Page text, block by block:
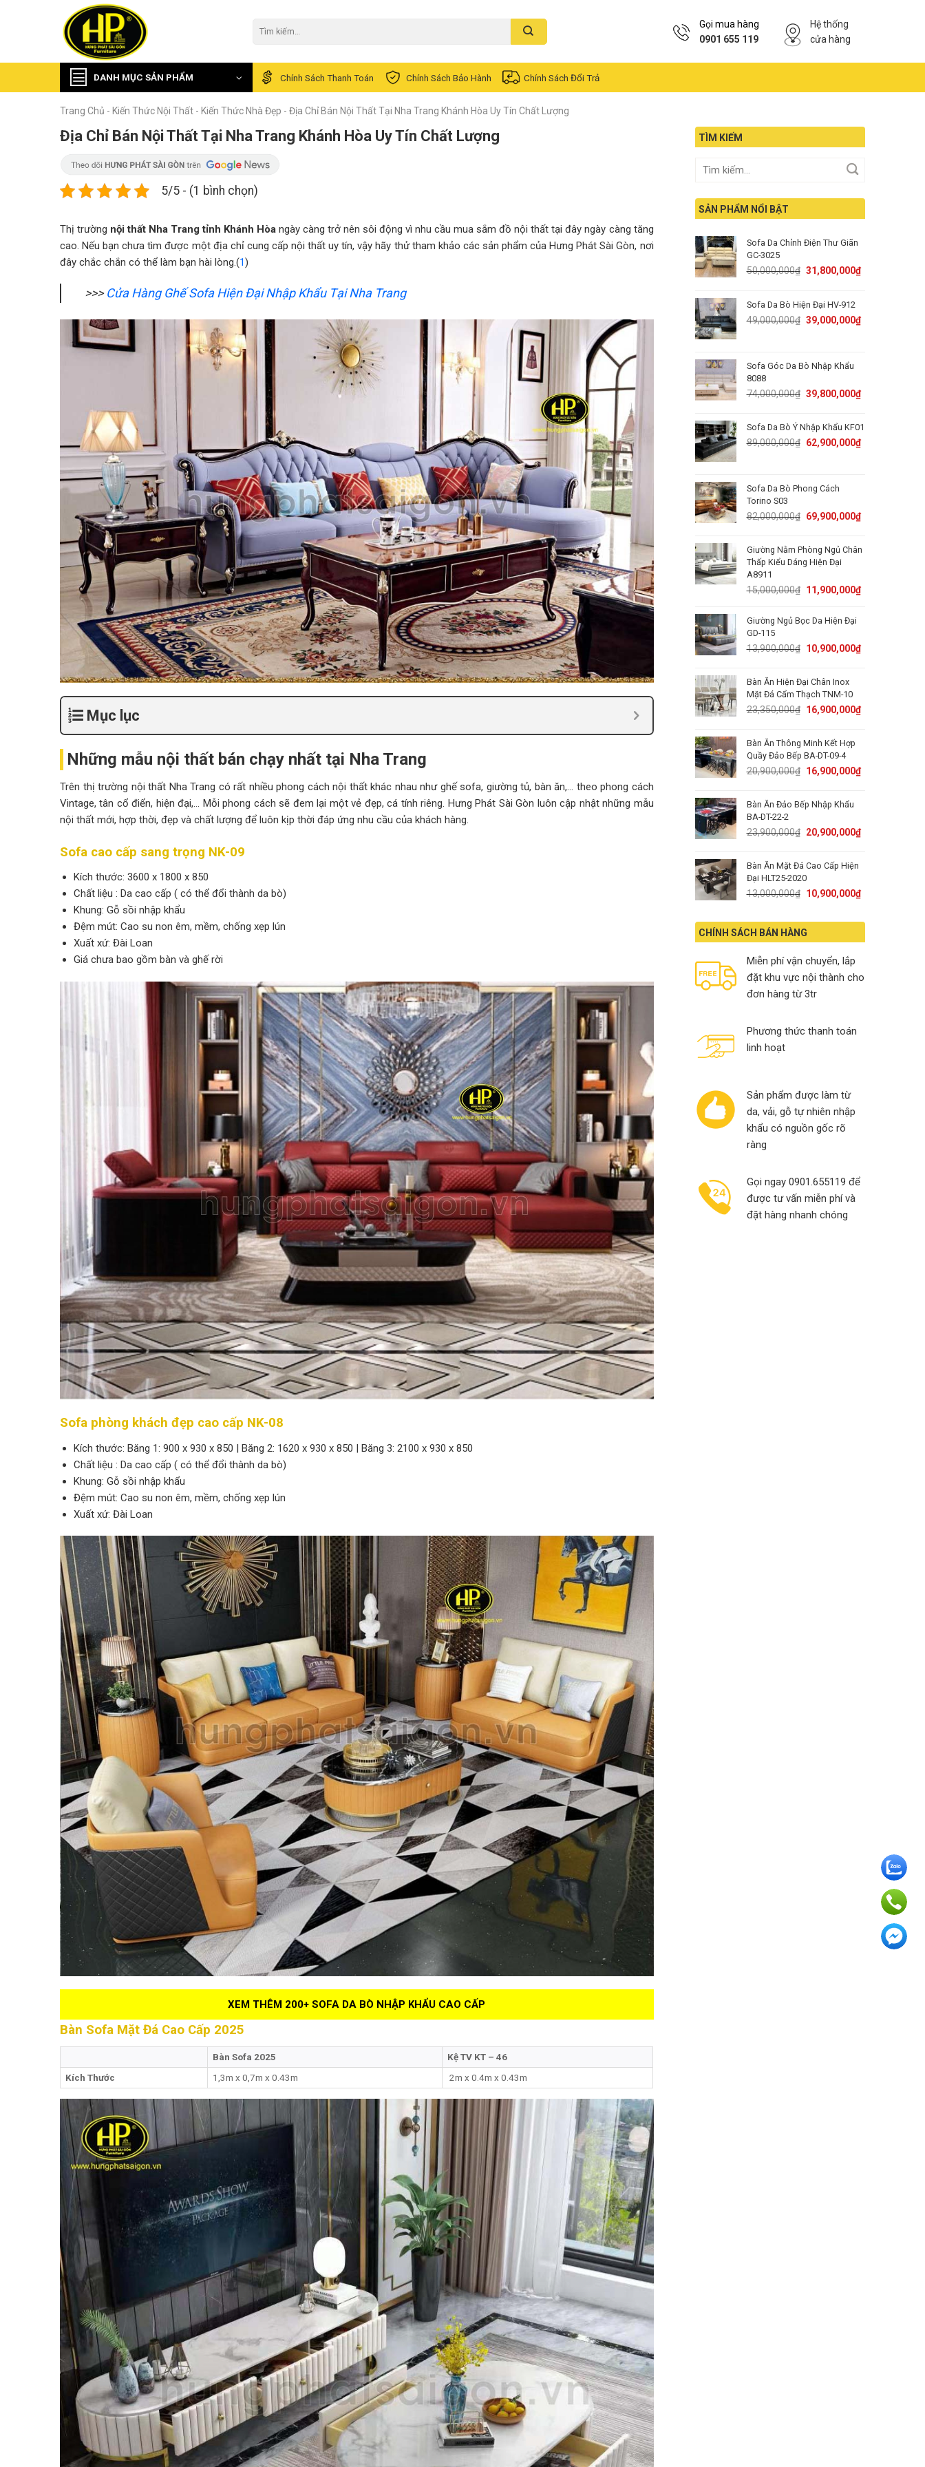
kiếm:
Gọi mua hàng
0901 655 119
Hệ thống
cửa hàng
DANH MỤC SẢN PHẨM Chính Sách Thanh Toán Chính Sách Bảo Hành Chính Sách Đổi Trả
Trang Chủ - Kiến Thức Nội Thất - Kiến Thức Nhà Đẹp - Địa Chỉ Bán Nội Thất Tại Nha Trang Khánh Hòa Uy Tín Chất Lượng
Địa Chỉ Bán Nội Thất Tại Nha Trang Khánh Hòa Uy Tín Chất Lượng
5/5 - (1 bình chọn)
Thị trường nội thất Nha Trang tỉnh Khánh Hòa ngày càng trở nên sôi động vì nhu cầu mua sắm đồ nội thất tại đây ngày càng tăng
cao. Nếu bạn chưa tìm được một địa chỉ cung cấp nội thất uy tín, vậy hãy thử tham khảo các sản phẩm của Hưng Phát Sài Gòn, nơi
đây chắc chắn có thể làm bạn hài lòng.(1)
>>>Cửa Hàng Ghế Sofa Hiện Đại Nhập Khẩu Tại Nha Trang
Mục lục
Những mẫu nội thất bán chạy nhất tại Nha Trang
Trên thị trường nội thất Nha Trang có rất nhiều phong cách nội thất khác nhau như ghế sofa, giường tủ, bàn ăn,… theo phong cách
Vintage, tân cổ điển, hiện đại,… Mỗi phong cách sẽ đem lại một vẻ đẹp, cá tính riêng. Hưng Phát Sài Gòn luôn cập nhật những mẫu
nội thất mới, hợp thời, đẹp và chất lượng để luôn kịp thời đáp ứng nhu cầu của khách hàng.
Sofa cao cấp sang trọng NK-09
Kích thước: 3600 x 1800 x 850
Chất liệu : Da cao cấp ( có thể đổi thành da bò)
Khung: Gỗ sồi nhập khẩu
Đệm mút: Cao su non êm, mềm, chống xẹp lún
Xuất xứ: Đài Loan
Giá chưa bao gồm bàn và ghế rời
Sofa phòng khách đẹp cao cấp NK-08
Kích thước: Băng 1: 900 x 930 x 850 | Băng 2: 1620 x 930 x 850 | Băng 3: 2100 x 930 x 850
Chất liệu : Da cao cấp ( có thể đổi thành da bò)
Khung: Gỗ sồi nhập khẩu
Đệm mút: Cao su non êm, mềm, chống xẹp lún
Xuất xứ: Đài Loan
XEM THÊM 200+ SOFA DA BÒ NHẬP KHẨU CAO CẤP
Bàn Sofa Mặt Đá Cao Cấp 2025
Bàn Sofa 2025
Kệ TV KT – 46
Kích Thước
1,3m x 0,7m x 0.43m 2m x 0.4m x 0.43m
TÌM KIẾM
SẢN PHẨM NỔI BẬT
Sofa Da Chỉnh Điện Thư Giãn
GC-3025
50,000,000₫ Original
50,000,000₫.
31,800,000₫Current
Sofa Da Bò Hiện Đại HV-912
49,000,000₫ Original
49,000,000₫.
39,000,000₫Current
Sofa Góc Da Bò Nhập Khẩu
8088
74,000,000₫ Original
74,000,000₫.
39,800,000₫Current
39,800,000₫.
Sofa Da Bò Ý Nhập Khẩu KF01
89,000,000₫ Original
62,900,000₫Current
Sofa Da Bò Phong Cách
Torino S03
82,000,000₫ Original
82,000,000₫.
69,900,000₫Current
69,900,000₫.
Giường Nằm Phòng Ngủ Chân
Thấp Kiểu Dáng Hiện Đại
A8911
15,000,000₫ Original
was:
15,000,000₫.
11,900,000₫Current
Giường Ngủ Bọc Da Hiện Đại
GD-115
13,900,000₫ Original
13,900,000₫.
10,900,000₫Current
Bàn Ăn Hiện Đại Chân Inox
Mặt Đá Cẩm Thạch TNM-10
23,350,000₫ Original
23,350,000₫.
16,900,000₫Current
Bàn Ăn Thông Minh Kết Hợp
Quầy Đảo Bếp BA-DT-09-4
20,900,000₫ Original
20,900,000₫.
16,900,000₫Current
Bàn Ăn Đảo Bếp Nhập Khẩu
BA-DT-22-2
23,900,000₫ Original
23,900,000₫.
20,900,000₫Current
Bàn Ăn Mặt Đá Cao Cấp Hiện
Đại HLT25-2020
13,000,000₫ Original
was:
13,000,000₫.
10,900,000₫Current
is:
CHÍNH SÁCH BÁN HÀNG
Miễn phí vận chuyển, lắp
đặt khu vực nội thành cho
đơn hàng từ 3tr
Phương thức thanh toán
linh hoạt
Sản phẩm được làm từ
da, vải, gỗ tự nhiên nhập
khẩu có nguồn gốc rõ
ràng
Gọi ngay 0901.655119 để
được tư vấn miễn phí và
đặt hàng nhanh chóng